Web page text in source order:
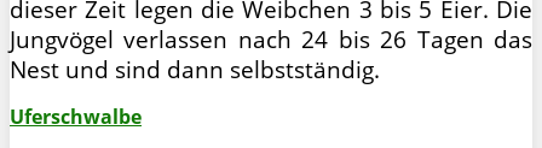
dieser Zeit legen die Weibchen 3 bis 5 Eier. Die
Jungvögel verlassen nach 24 bis 26 Tagen das
Nest und sind dann selbstständig.
Uferschwalbe